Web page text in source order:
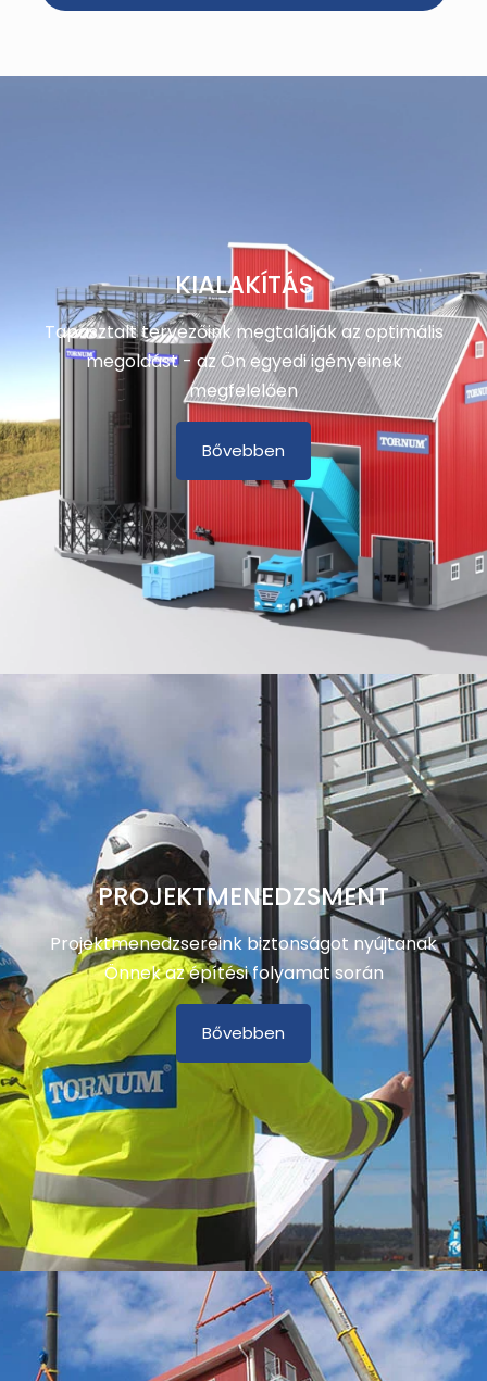
KIALAKÍTÁS
Tapasztalt tervezőink megtalálják az optimális
megoldást - az Ön egyedi igényeinek
megfelelően
Bővebben
PROJEKTMENEDZSMENT
Projektmenedzsereink biztonságot nyújtanak
Önnek az építési folyamat során
Bővebben